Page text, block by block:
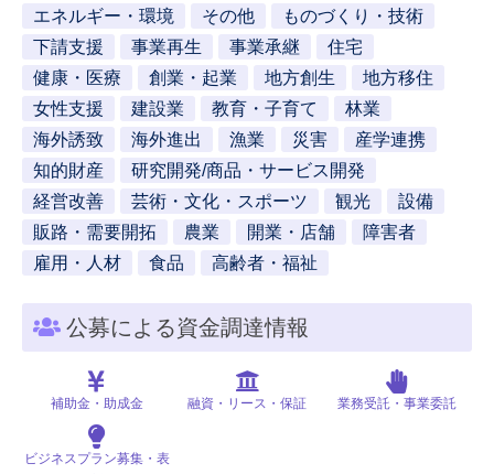
エネルギー・環境 その他
ものづくり・技術
下請支援
事業再生 事業承継
住宅
健康・医療
創業・起業 地方創生
地方移住
女性支援
建設業 教育・子育て
林業
海外誘致
海外進出 漁業 災害
産学連携
知的財産
研究開発/商品・サービス開発
経営改善
芸術・文化・スポーツ 観光
設備
販路・需要開拓
農業 開業・店舗
障害者
雇用・人材
食品 高齢者・福祉
公募による資金調達情報
補助金・助成金 融資・リース・保証 業務受託・事業委託
ビジネスプラン募集・表